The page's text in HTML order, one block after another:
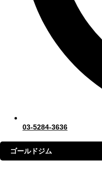
03-5284-3636
ゴールドジム